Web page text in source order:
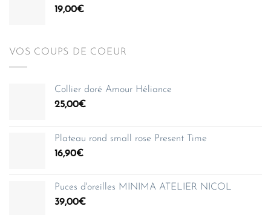
19,00€
VOS COUPS DE COEUR
Collier doré Amour Héliance
25,00€
Plateau rond small rose Present Time
16,90€
Puces d'oreilles MINIMA ATELIER NICOL
39,00€